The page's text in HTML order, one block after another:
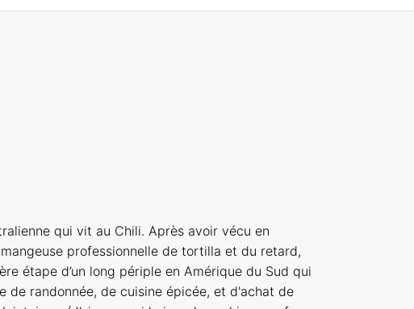
qui vit au Chili. Après avoir vécu en
professionnelle de tortilla et du retard,
étape d’un long périple en Amérique du Sud qui
de randonnée, de cuisine épicée, et d'achat de